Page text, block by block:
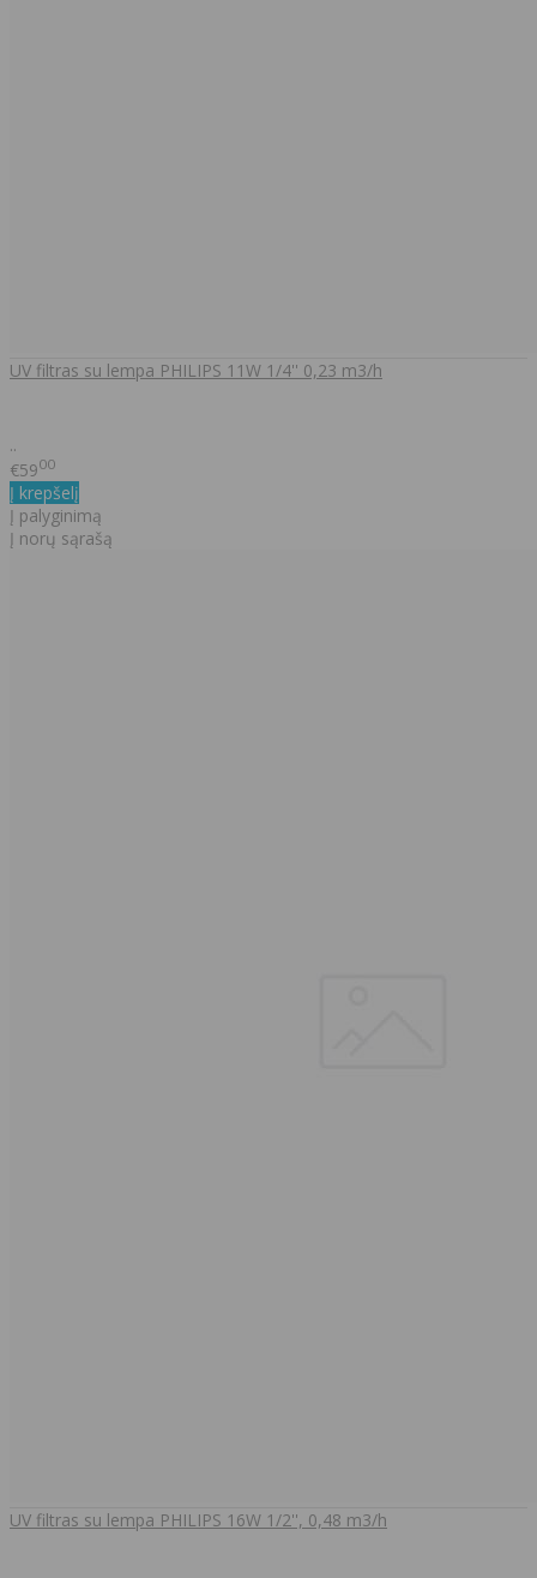
UV filtras su lempa PHILIPS 11W 1/4'' 0,23 m3/h
..
€5900
Į krepšelį
Į palyginimą
Į norų sąrašą
UV filtras su lempa PHILIPS 16W 1/2'', 0,48 m3/h